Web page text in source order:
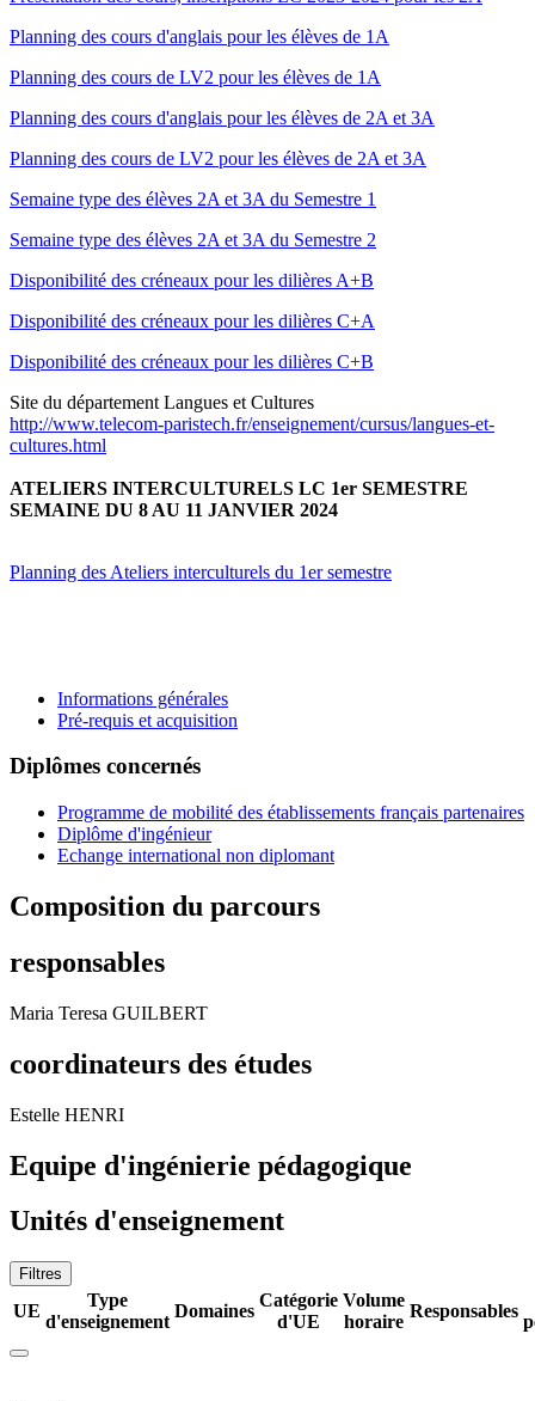
Planning des cours d'anglais pour les élèves de 1A
Planning des cours de LV2 pour les élèves de 1A
Planning des cours d'anglais pour les élèves de 2A et 3A
Planning des cours de LV2 pour les élèves de 2A et 3A
Semaine type des élèves 2A et 3A du Semestre 1
Semaine type des élèves 2A et 3A du Semestre 2
Disponibilité des créneaux pour les dilières A+B
Disponibilité des créneaux pour les dilières C+A
Disponibilité des créneaux pour les dilières C+B
Site du département Langues et Cultures
http://www.telecom-paristech.fr/enseignement/cursus/langues-et-
cultures.html
ATELIERS INTERCULTURELS LC 1er SEMESTRE
SEMAINE DU 8 AU 11 JANVIER 2024
Planning des Ateliers interculturels du 1er semestre
Informations générales
Pré-requis et acquisition
Diplômes concernés
Programme de mobilité des établissements français partenaires
Diplôme d'ingénieur
Echange international non diplomant
Composition du parcours
responsables
Maria Teresa GUILBERT
coordinateurs des études
Estelle HENRI
Equipe d'ingénierie pédagogique
Unités d'enseignement
Filtres
UE
Type
d'enseignement
Domaines
Catégorie
d'UE
Volume
horaire
Responsables